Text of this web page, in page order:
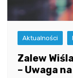
Aktualności
Zalew
– Uwaga